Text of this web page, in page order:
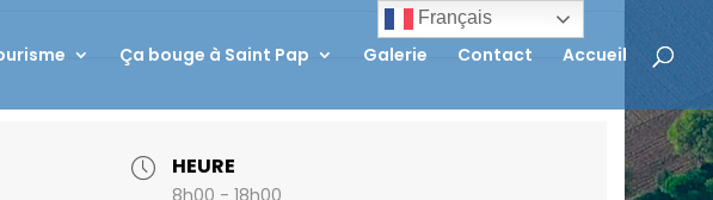
Ça bouge à Saint Pap Galerie Contact Accueil
HEURE
8h00 - 18h00
Français